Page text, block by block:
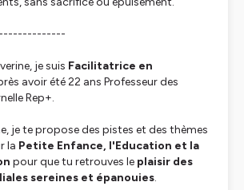
je suis Facilitatrice en
avoir été 22 ans Professeur des
Rep+.
je te propose des pistes et des thèmes
la Petite Enfance, l'Education et la
pour que tu retrouves le plaisir des
sereines et épanouies.